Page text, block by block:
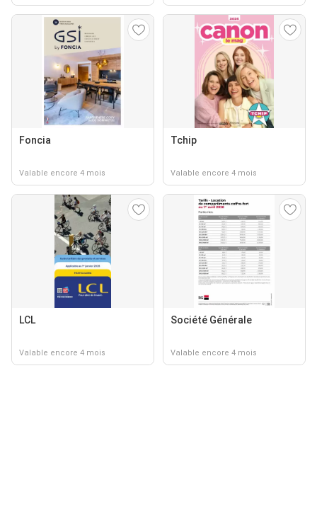
Foncia
Valable encore 4 mois
Tchip
Valable encore 4 mois
LCL
Valable encore 4 mois
Société Générale
Valable encore 4 mois